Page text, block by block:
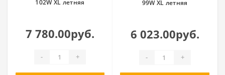
102W XL летняя
7 780.00руб.
- +
99W XL летняя
6 023.00руб.
- +